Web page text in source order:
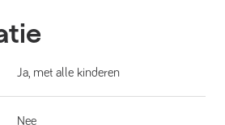
Ja, met alle kinderen
Nee